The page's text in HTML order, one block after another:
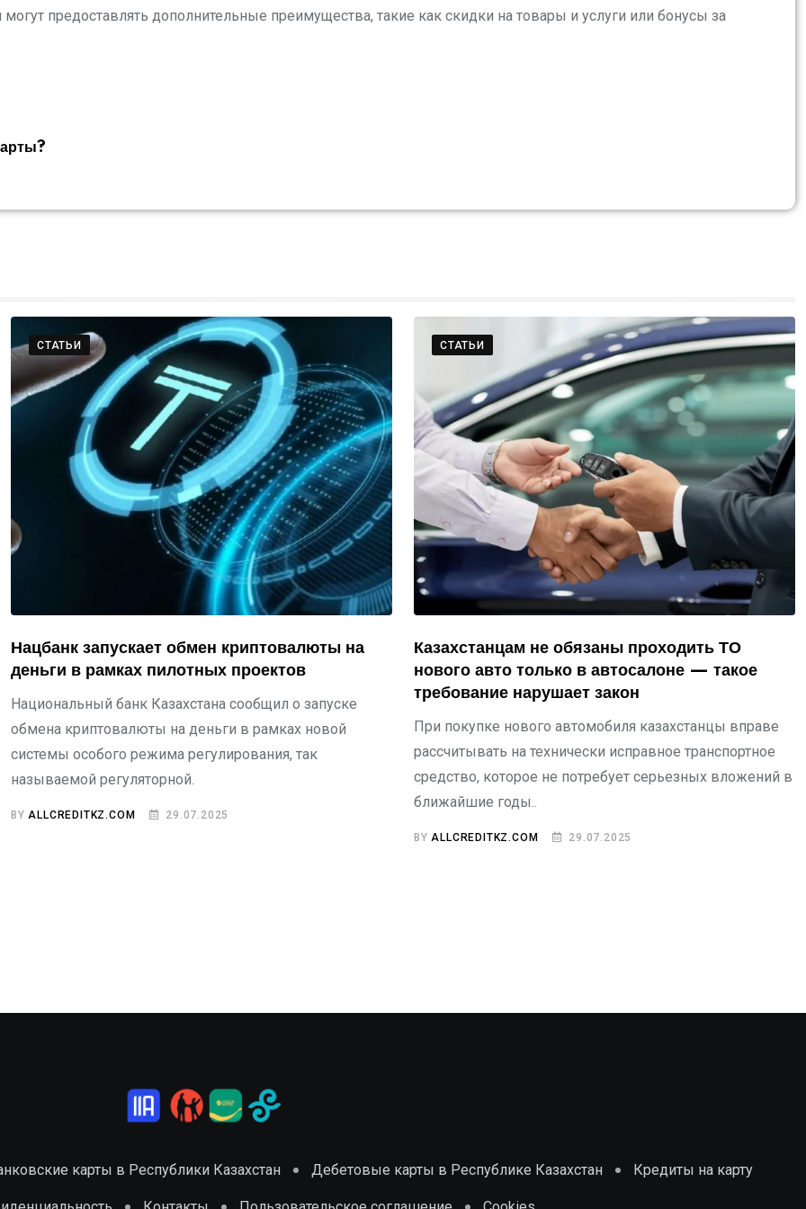
предоставлять дополнительные преимущества, такие как скидки на товары и услуги или бонусы за
СТАТЬИ
Нацбанк запускает обмен криптовалюты на
деньги в рамках пилотных проектов
Национальный банк Казахстана сообщил о запуске
обмена криптовалюты на деньги в рамках новой
системы особого режима регулирования, так
называемой регуляторной.
BYALLCREDITKZ.COM 29.07.2025
СТАТЬИ
Казахстанцам не обязаны проходить ТО
нового авто только в автосалоне — такое
требование нарушает закон
При покупке нового автомобиля казахстанцы вправе
рассчитывать на технически исправное транспортное
средство, которое не потребует серьезных вложений в
ближайшие годы..
BYALLCREDITKZ.COM 29.07.2025
карты в Республики Казахстан Дебетовые карты в Республике Казахстан Кредиты на карту